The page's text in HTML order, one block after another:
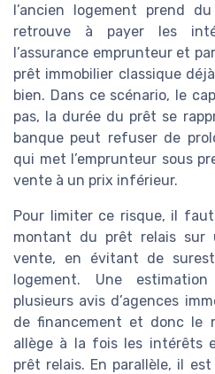
l’ancien logement prend
retrouve à payer les
l’assurance emprunteur et
prêt immobilier classique
bien. Dans ce scénario, le
pas, la durée du prêt se
banque peut refuser de
qui met l’emprunteur sous
vente à un prix inférieur.
Pour limiter ce risque, il
montant du prêt relais sur
vente, en évitant de
logement. Une
plusieurs avis d’agences
de financement et donc le
allège à la fois les intérêts
prêt relais. En parallèle, il